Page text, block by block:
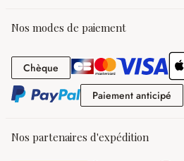
Nos modes de paiement
Chèque Chèque
Paiement anticipé
Nos partenaires d'expédition